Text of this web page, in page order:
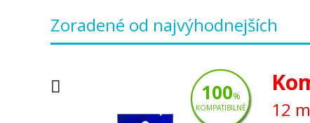
Zoradené od najvýhodnejších
12
100%
KOMPATIBILNÉ